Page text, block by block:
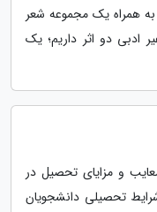
به همراه یک مجموعه شعر
ادبی دو اثر داریم؛ یک
و مزایای تحصیل در
تحصیلی دانشجویان